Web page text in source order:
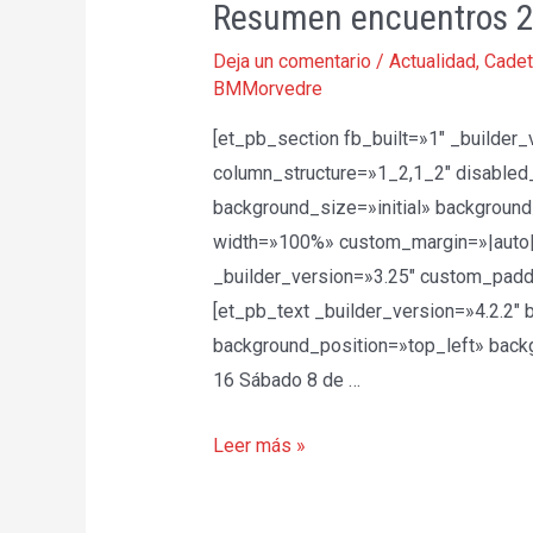
Resumen encuentros
Deja un comentario / Actualidad,
BMMorvedre
[et_pb_section fb_built=»1″
column_structure=»1_2,1_2″
background_size=»initial»
width=»100%»
_builder_version=»3.25″
[et_pb_text _builder_version=»4.2.2″
background_position=»top_left»
16 Sábado 8 de …
Resumen
Leer más »